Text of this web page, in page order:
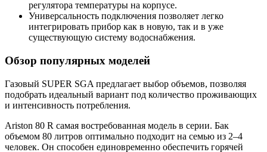
регулятора температуры на корпусе.
Универсальность подключения позволяет легко
интегрировать прибор как в новую, так и в уже
существующую систему водоснабжения.
Обзор популярных моделей
Газовый SUPER SGA предлагает выбор объемов, позволяя
подобрать идеальный вариант под количество проживающих
и интенсивность потребления.
Ariston 80 R самая востребованная модель в серии. Бак
объемом 80 литров оптимально подходит на семью из 2–4
человек. Он способен единовременно обеспечить горячей